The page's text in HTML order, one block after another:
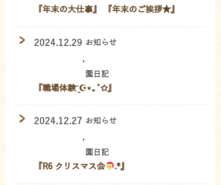
『年末の大仕事』 『年末のご挨拶★』
2024.12.29 お知らせ
,
園日記
『職場体験¨̮☪︎⋆｡˚✩』
2024.12.27 お知らせ
,
園日記
『R6 クリスマス会 .*』